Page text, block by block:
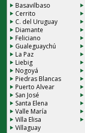
Basavilbaso
Cerrito
C. del Uruguay
Diamante
Feliciano
Gualeguaychú
La Paz
Liebig
Nogoyá
Piedras Blancas
Puerto Alvear
San José
Santa Elena
Valle María
Villa Elisa
Villaguay